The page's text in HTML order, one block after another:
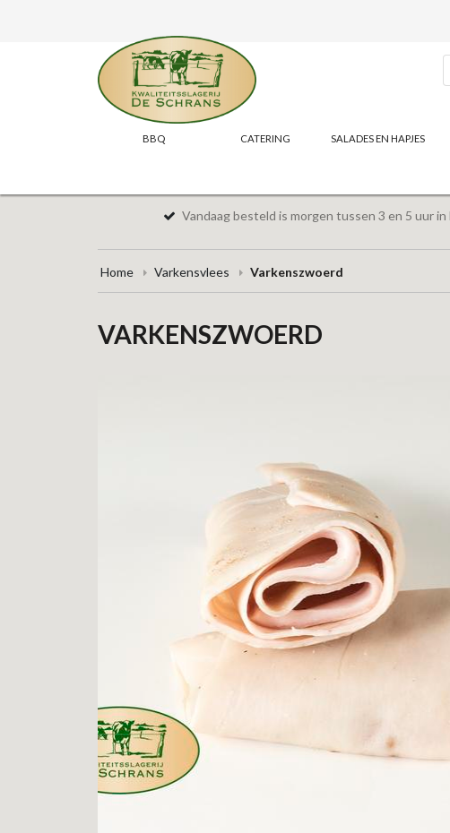
BBQ CATERING SALADES EN HAPJES
Vandaag besteld is morgen tussen 3 en 5 uur in
Home Varkensvlees Varkenszwoerd
VARKENSZWOERD